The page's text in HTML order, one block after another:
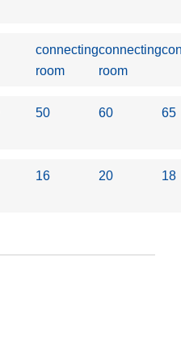
connecting
room
connecting
room
50 60 65
16 20 18